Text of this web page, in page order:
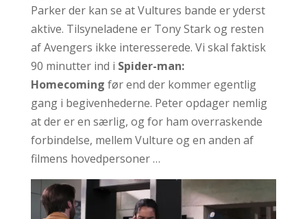
Parker der kan se at Vultures bande er yderst
aktive. Tilsyneladene er Tony Stark og resten
af Avengers ikke interesserede. Vi skal faktisk
90 minutter ind i Spider-man:
Homecoming før end der kommer egentlig
gang i begivenhederne. Peter opdager nemlig
at der er en særlig, og for ham overraskende
forbindelse, mellem Vulture og en anden af
filmens hovedpersoner …